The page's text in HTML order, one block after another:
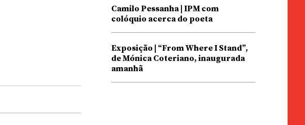
Camilo Pessanha | IPM com
colóquio acerca do poeta
Exposição | “From Where I Stand”,
de Mónica Coteriano, inaugurada
amanhã